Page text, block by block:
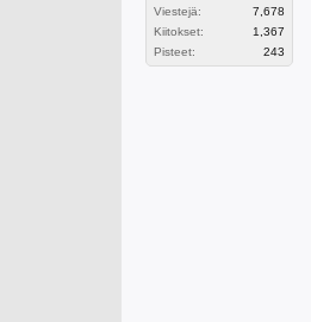
Viestejä:
7,678
Kiitokset:
1,367
Pisteet:
243